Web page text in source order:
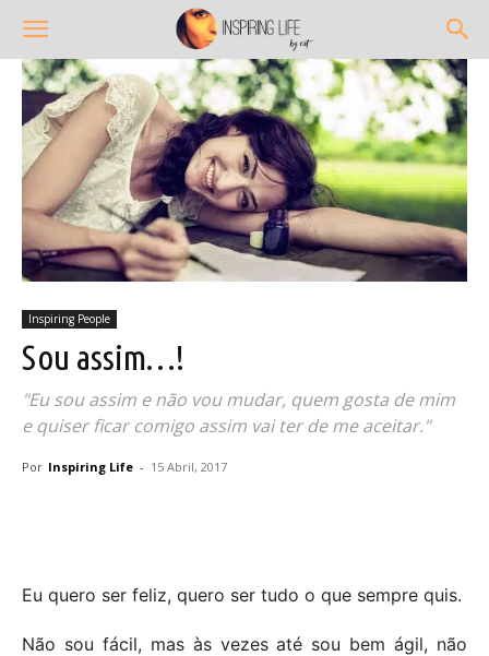
Inspiring People
Sou assim…!
"Eu sou assim e não vou mudar, quem gosta de mim
e quiser ficar comigo assim vai ter de me aceitar."
Por Inspiring Life - 15 Abril, 2017
Eu quero ser feliz, quero ser tudo o que sempre quis.
Não sou fácil, mas às vezes até sou bem ágil, não